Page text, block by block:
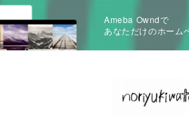
Ameba Owndで
あなただけのホーム